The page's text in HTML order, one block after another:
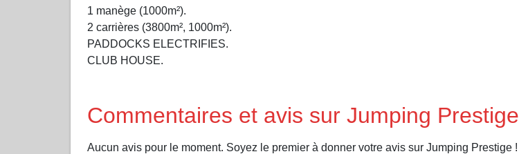
1 manège (1000m²).
2 carrières (3800m², 1000m²).
PADDOCKS ELECTRIFIES.
CLUB HOUSE.
Commentaires et avis sur Jumping Prestige
Aucun avis pour le moment. Soyez le premier à donner votre avis sur Jumping Prestige !